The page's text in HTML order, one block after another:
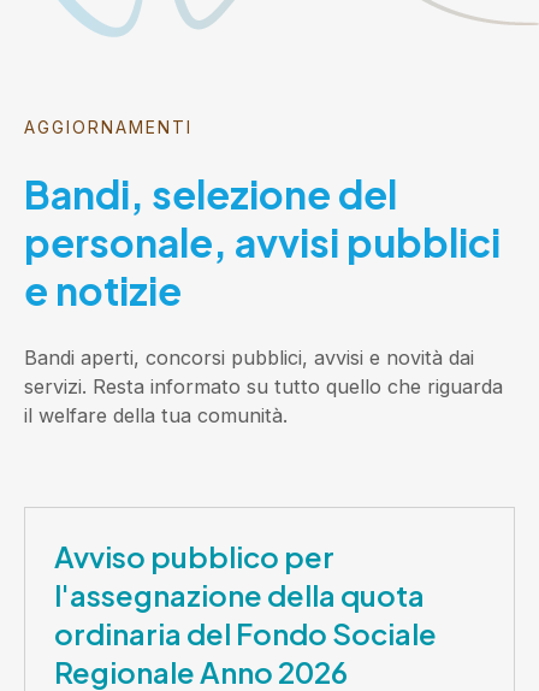
AGGIORNAMENTI
Bandi, selezione del
personale, avvisi pubblici
e notizie
Bandi aperti, concorsi pubblici, avvisi e novità dai
servizi. Resta informato su tutto quello che riguarda
il welfare della tua comunità.
Avviso pubblico per
l'assegnazione della quota
ordinaria del Fondo Sociale
Regionale Anno 2026